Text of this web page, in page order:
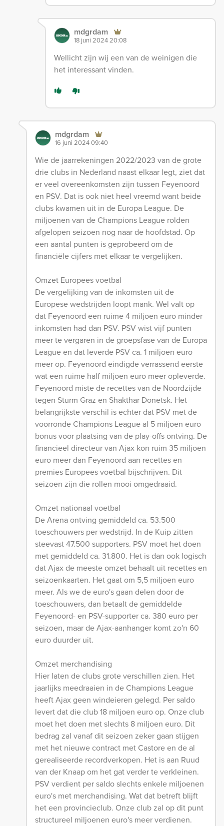
mdgrdam
18 juni 2024 20:08
Wellicht zijn wij een van de weinigen die
het interessant vinden.
mdgrdam
16 juni 2024 09:40
Wie de jaarrekeningen 2022/2023 van de grote
drie clubs in Nederland naast elkaar legt, ziet dat
er veel overeenkomsten zijn tussen Feyenoord
en PSV. Dat is ook niet heel vreemd want beide
clubs kwamen uit in de Europa League. De
miljoenen van de Champions League rolden
afgelopen seizoen nog naar de hoofdstad. Op
een aantal punten is geprobeerd om de
financiële cijfers met elkaar te vergelijken.
Omzet Europees voetbal
De vergelijking van de inkomsten uit de
Europese wedstrijden loopt mank. Wel valt op
dat Feyenoord een ruime 4 miljoen euro minder
inkomsten had dan PSV. PSV wist vijf punten
meer te vergaren in de groepsfase van de Europa
League en dat leverde PSV ca. 1 miljoen euro
meer op. Feyenoord eindigde verrassend eerste
wat een ruime half miljoen euro meer opleverde.
Feyenoord miste de recettes van de Noordzijde
tegen Sturm Graz en Shakthar Donetsk. Het
belangrijkste verschil is echter dat PSV met de
voorronde Champions League al 5 miljoen euro
bonus voor plaatsing van de play-offs ontving. De
financieel directeur van Ajax kon ruim 35 miljoen
euro meer dan Feyenoord aan recettes en
premies Europees voetbal bijschrijven. Dit
seizoen zijn die rollen mooi omgedraaid.
Omzet nationaal voetbal
De Arena ontving gemiddeld ca. 53.500
toeschouwers per wedstrijd. In de Kuip zitten
steevast 47.500 supporters. PSV moet het doen
met gemiddeld ca. 31.800. Het is dan ook logisch
dat Ajax de meeste omzet behaalt uit recettes en
seizoenkaarten. Het gaat om 5,5 miljoen euro
meer. Als we de euro's gaan delen door de
toeschouwers, dan betaalt de gemiddelde
Feyenoord- en PSV-supporter ca. 380 euro per
seizoen, maar de Ajax-aanhanger komt zo'n 60
euro duurder uit.
Omzet merchandising
Hier laten de clubs grote verschillen zien. Het
jaarlijks meedraaien in de Champions League
heeft Ajax geen windeieren gelegd. Per saldo
levert dat die club 18 miljoen euro op. Onze club
moet het doen met slechts 8 miljoen euro. Dit
bedrag zal vanaf dit seizoen zeker gaan stijgen
met het nieuwe contract met Castore en de al
gerealiseerde recordverkopen. Het is aan Ruud
van der Knaap om het gat verder te verkleinen.
PSV verdient per saldo slechts enkele miljoenen
euro's met merchandising. Wat dat betreft blijft
het een provincieclub. Onze club zal op dit punt
structureel miljoenen euro's meer verdienen.